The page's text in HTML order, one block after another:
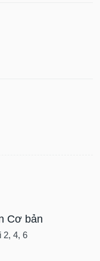
Cơ bản
2, 4, 6